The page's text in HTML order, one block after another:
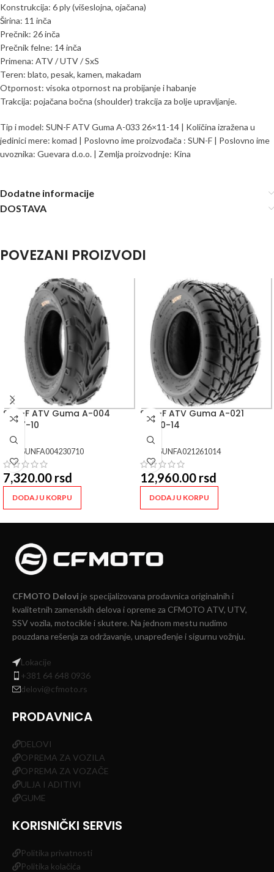
Konstrukcija: 6 ply (višeslojna, ojačana)
Širina: 11 inča
Prečnik: 26 inča
Prečnik felne: 14 inča
Primena: ATV / UTV / SxS
Teren: blato, pesak, kamen, makadam
Otpornost: visoka otpornost na probijanje i habanje
Trakcija: pojačana bočna (shoulder) trakcija za bolje upravljanje.
Tip i model: SUN-F ATV Guma A-033 26×11-14 | Količina izražena u
jedinici mere: komad | Poslovno ime proizvođača : SUN-F | Poslovno ime
uvoznika: Guevara d.o.o. | Zemlja proizvodnje: Kina
Dodatne informacije
DOSTAVA
POVEZANI PROIZVODI
SUN-F ATV Guma A-004
23×7-10
SUNFA004230710
7,320.00 rsd
DODAJ U KORPU
SUN-F ATV Guma A-021
26×10-14
SUNFA021261014
12,960.00 rsd
DODAJ U KORPU
CFMOTO Delovi je specijalizovana prodavnica originalnih i
kvalitetnih zamenskih delova i opreme za CFMOTO ATV, UTV,
SSV vozila, motocikle i skutere. Na jednom mestu nudimo
pouzdana rešenja za održavanje, unapređenje i sigurnu vožnju.
Lokacije
+381 64 648 0936
delovi@cfmoto.rs
PRODAVNICA
DELOVI
OPREMA ZA VOZILA
OPREMA ZA VOZAČE
ULJA I ADITIVI
GUME
KORISNIČKI SERVIS
Politika privatnosti
Politika kolačića